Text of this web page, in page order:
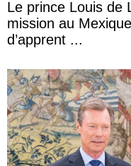
Le prince Louis de
mission au
d’apprent ...